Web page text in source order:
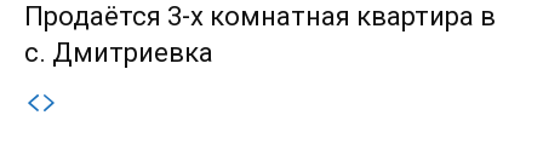
Продаётся 3-х комнатная квартира в
с. Дмитриевка